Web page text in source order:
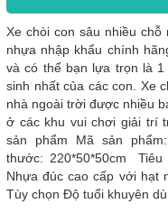
Xe chòi con sâu nhiều chỗ
nhựa nhập khẩu chính
và có thể bạn lựa trọn là
sinh nhất của các con. Xe
nhà ngoài trời được nhiều
ở các khu vui chơi giải trí
sản phẩm Mã sản
thước: 220*50*50cm
Nhựa đúc cao cấp với hạt
Tùy chọn Độ tuổi khuyên